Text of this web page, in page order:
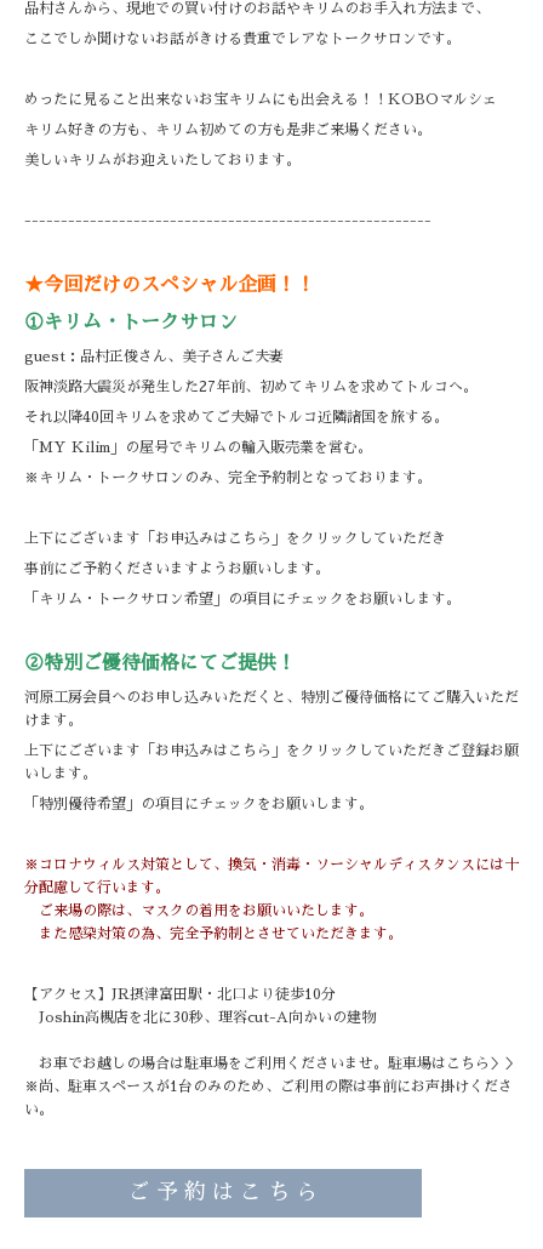
品村さんから、現地での買い付けのお話やキリムのお手入れ方法まで、
ここでしか聞けないお話がきける貴重でレアなトークサロンです。
めったに見ること出来ないお宝キリムにも出会える！！KOBOマルシェ
キリム好きの方も、キリム初めての方も是非ご来場ください。
美しいキリムがお迎えいたしております。
--------------------------------------------------------
★今回だけのスペシャル企画！！
①キリム・トークサロン
guest：品村正俊さん、美子さんご夫妻
阪神淡路大震災が発生した27年前、初めてキリムを求めてトルコへ。
それ以降40回キリムを求めてご夫婦でトルコ近隣諸国を旅する。
「MY Kilim」の屋号でキリムの輸入販売業を営む。
※キリム・トークサロンのみ、完全予約制となっております。
上下にございます「お申込みはこちら」をクリックしていただき
事前にご予約くださいますようお願いします。
「キリム・トークサロン希望」の項目にチェックをお願いします。
②特別ご優待価格にてご提供！
河原工房会員へのお申し込みいただくと、特別ご優待価格にてご購入いただ
けます。
上下にございます「お申込みはこちら」をクリックしていただきご登録お願
いします。
「特別優待希望」の項目にチェックをお願いします。
※コロナウィルス対策として、換気・消毒・ソーシャルディスタンスには十
分配慮して行います。
ご来場の際は、マスクの着用をお願いいたします。
また感染対策の為、完全予約制とさせていただきます。
【アクセス】JR摂津富田駅・北口より徒歩10分
Joshin高槻店を北に30秒、理容cut-A向かいの建物
お車でお越しの場合は駐車場をご利用くださいませ。 駐車場はこちら＞＞
※尚、駐車スペースが1台のみのため、ご利用の際は事前にお声掛けくださ
い。
ご 予 約 は こ ち ら